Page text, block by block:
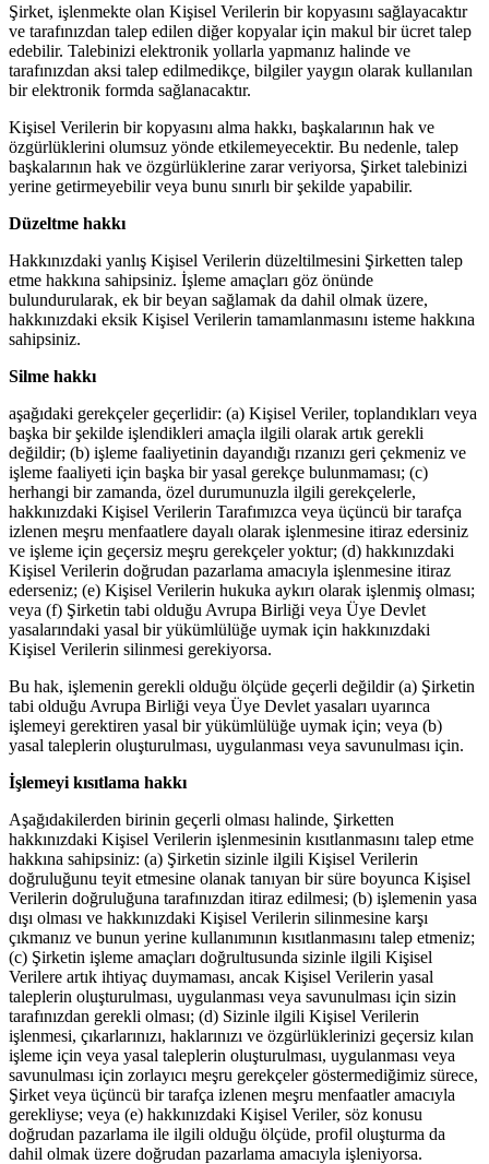
Şirket, işlenmekte olan Kişisel Verilerin bir kopyasını sağlayacaktır
ve tarafınızdan talep edilen diğer kopyalar için makul bir ücret talep
edebilir. Talebinizi elektronik yollarla yapmanız halinde ve
tarafınızdan aksi talep edilmedikçe, bilgiler yaygın olarak kullanılan
bir elektronik formda sağlanacaktır.
Kişisel Verilerin bir kopyasını alma hakkı, başkalarının hak ve
özgürlüklerini olumsuz yönde etkilemeyecektir. Bu nedenle, talep
başkalarının hak ve özgürlüklerine zarar veriyorsa, Şirket talebinizi
yerine getirmeyebilir veya bunu sınırlı bir şekilde yapabilir.
Düzeltme hakkı
Hakkınızdaki yanlış Kişisel Verilerin düzeltilmesini Şirketten talep
etme hakkına sahipsiniz. İşleme amaçları göz önünde
bulundurularak, ek bir beyan sağlamak da dahil olmak üzere,
hakkınızdaki eksik Kişisel Verilerin tamamlanmasını isteme hakkına
sahipsiniz.
Silme hakkı
aşağıdaki gerekçeler geçerlidir: (a) Kişisel Veriler, toplandıkları veya
başka bir şekilde işlendikleri amaçla ilgili olarak artık gerekli
değildir; (b) işleme faaliyetinin dayandığı rızanızı geri çekmeniz ve
işleme faaliyeti için başka bir yasal gerekçe bulunmaması; (c)
herhangi bir zamanda, özel durumunuzla ilgili gerekçelerle,
hakkınızdaki Kişisel Verilerin Tarafımızca veya üçüncü bir tarafça
izlenen meşru menfaatlere dayalı olarak işlenmesine itiraz edersiniz
ve işleme için geçersiz meşru gerekçeler yoktur; (d) hakkınızdaki
Kişisel Verilerin doğrudan pazarlama amacıyla işlenmesine itiraz
ederseniz; (e) Kişisel Verilerin hukuka aykırı olarak işlenmiş olması;
veya (f) Şirketin tabi olduğu Avrupa Birliği veya Üye Devlet
yasalarındaki yasal bir yükümlülüğe uymak için hakkınızdaki
Kişisel Verilerin silinmesi gerekiyorsa.
Bu hak, işlemenin gerekli olduğu ölçüde geçerli değildir (a) Şirketin
tabi olduğu Avrupa Birliği veya Üye Devlet yasaları uyarınca
işlemeyi gerektiren yasal bir yükümlülüğe uymak için; veya (b)
yasal taleplerin oluşturulması, uygulanması veya savunulması için.
İşlemeyi kısıtlama hakkı
Aşağıdakilerden birinin geçerli olması halinde, Şirketten
hakkınızdaki Kişisel Verilerin işlenmesinin kısıtlanmasını talep etme
hakkına sahipsiniz: (a) Şirketin sizinle ilgili Kişisel Verilerin
doğruluğunu teyit etmesine olanak tanıyan bir süre boyunca Kişisel
Verilerin doğruluğuna tarafınızdan itiraz edilmesi; (b) işlemenin yasa
dışı olması ve hakkınızdaki Kişisel Verilerin silinmesine karşı
çıkmanız ve bunun yerine kullanımının kısıtlanmasını talep etmeniz;
(c) Şirketin işleme amaçları doğrultusunda sizinle ilgili Kişisel
Verilere artık ihtiyaç duymaması, ancak Kişisel Verilerin yasal
taleplerin oluşturulması, uygulanması veya savunulması için sizin
tarafınızdan gerekli olması; (d) Sizinle ilgili Kişisel Verilerin
işlenmesi, çıkarlarınızı, haklarınızı ve özgürlüklerinizi geçersiz kılan
işleme için veya yasal taleplerin oluşturulması, uygulanması veya
savunulması için zorlayıcı meşru gerekçeler göstermediğimiz sürece,
Şirket veya üçüncü bir tarafça izlenen meşru menfaatler amacıyla
gerekliyse; veya (e) hakkınızdaki Kişisel Veriler, söz konusu
doğrudan pazarlama ile ilgili olduğu ölçüde, profil oluşturma da
dahil olmak üzere doğrudan pazarlama amacıyla işleniyorsa.